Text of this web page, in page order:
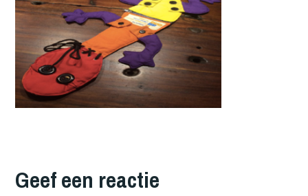
Geef een reactie